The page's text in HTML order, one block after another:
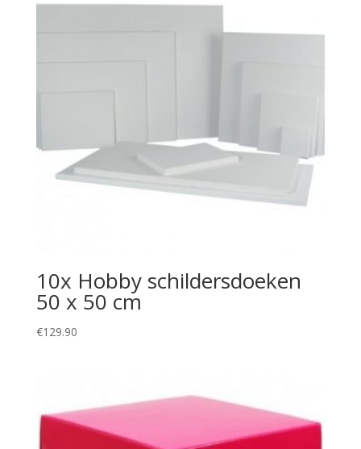
10x Hobby schildersdoeken
50 x 50 cm
€129.90